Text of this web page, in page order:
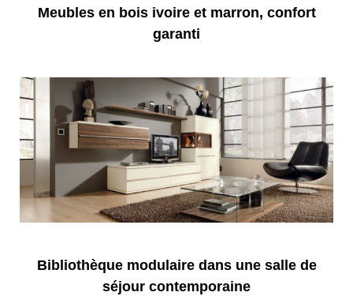
Meubles en bois ivoire et marron, confort
garanti
Bibliothèque modulaire dans une salle de
séjour contemporaine